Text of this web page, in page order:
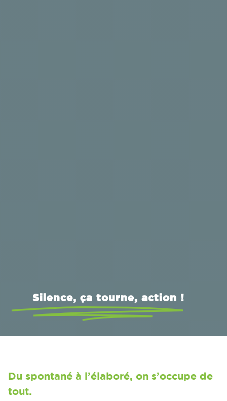
Silence, ça tourne, action !
Du spontané à l’élaboré, on s’occupe de
tout.